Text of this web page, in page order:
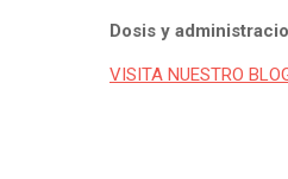
Dosis y
VISITA NUESTRO